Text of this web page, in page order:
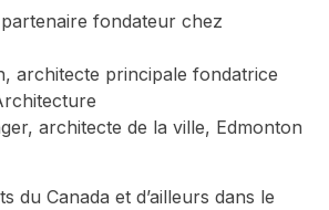
fondateur chez
architecte principale fondatrice
architecte de la ville, Edmonton
du Canada et d’ailleurs dans le